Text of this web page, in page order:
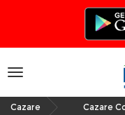
Cazare Cazare